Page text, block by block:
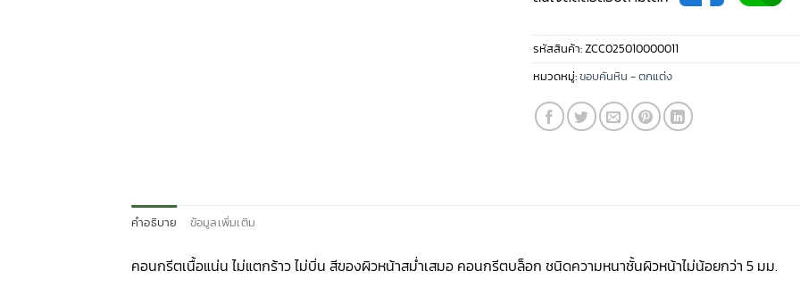
รหัสสินค้า:ZCC025010000011
หมวดหมู่:ขอบคันหิน - ตกแต่ง
คำอธิบาย ข้อมูลเพิ่มเติม
คอนกรีตเนื้อแน่น ไม่แตกร้าว ไม่บิ่น สีของผิวหน้าสม่ำเสมอ คอนกรีตบล็อก ชนิดความหนาชั้นผิวหน้าไม่น้อยกว่า 5 มม.